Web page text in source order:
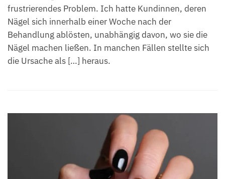
frustrierendes Problem. Ich hatte Kundinnen, deren
Nägel sich innerhalb einer Woche nach der
Behandlung ablösten, unabhängig davon, wo sie die
Nägel machen ließen. In manchen Fällen stellte sich
die Ursache als […] heraus.